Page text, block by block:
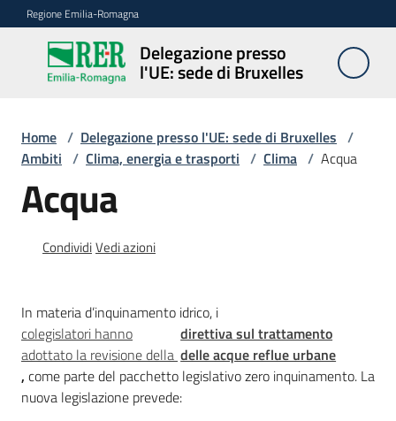
Vai al contenuto
Vai alla navigazione
Vai al footer
Regione Emilia-Romagna
Delegazione presso
l'UE: sede di Bruxelles
Delegazione
presso l'UE:
Bruxelles
Novità
Opportunità
Home / Delegazione presso l'UE: sede di Bruxelles /
Ambiti / Clima, energia e trasporti / Clima / Acqua
Acqua
CondividiVedi azioni
In materia d’inquinamento idrico, i
colegislatori hanno
adottato la revisione della
direttiva sul trattamento
delle acque reflue urbane
, come parte del pacchetto legislativo zero inquinamento. La
nuova legislazione prevede: